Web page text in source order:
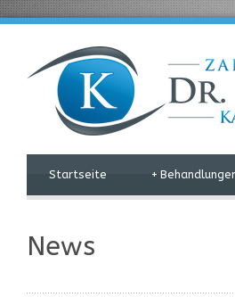
Startseite +
News